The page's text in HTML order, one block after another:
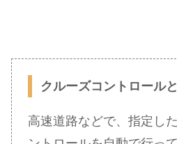
クルーズコントロール
高速道路などで、指定し